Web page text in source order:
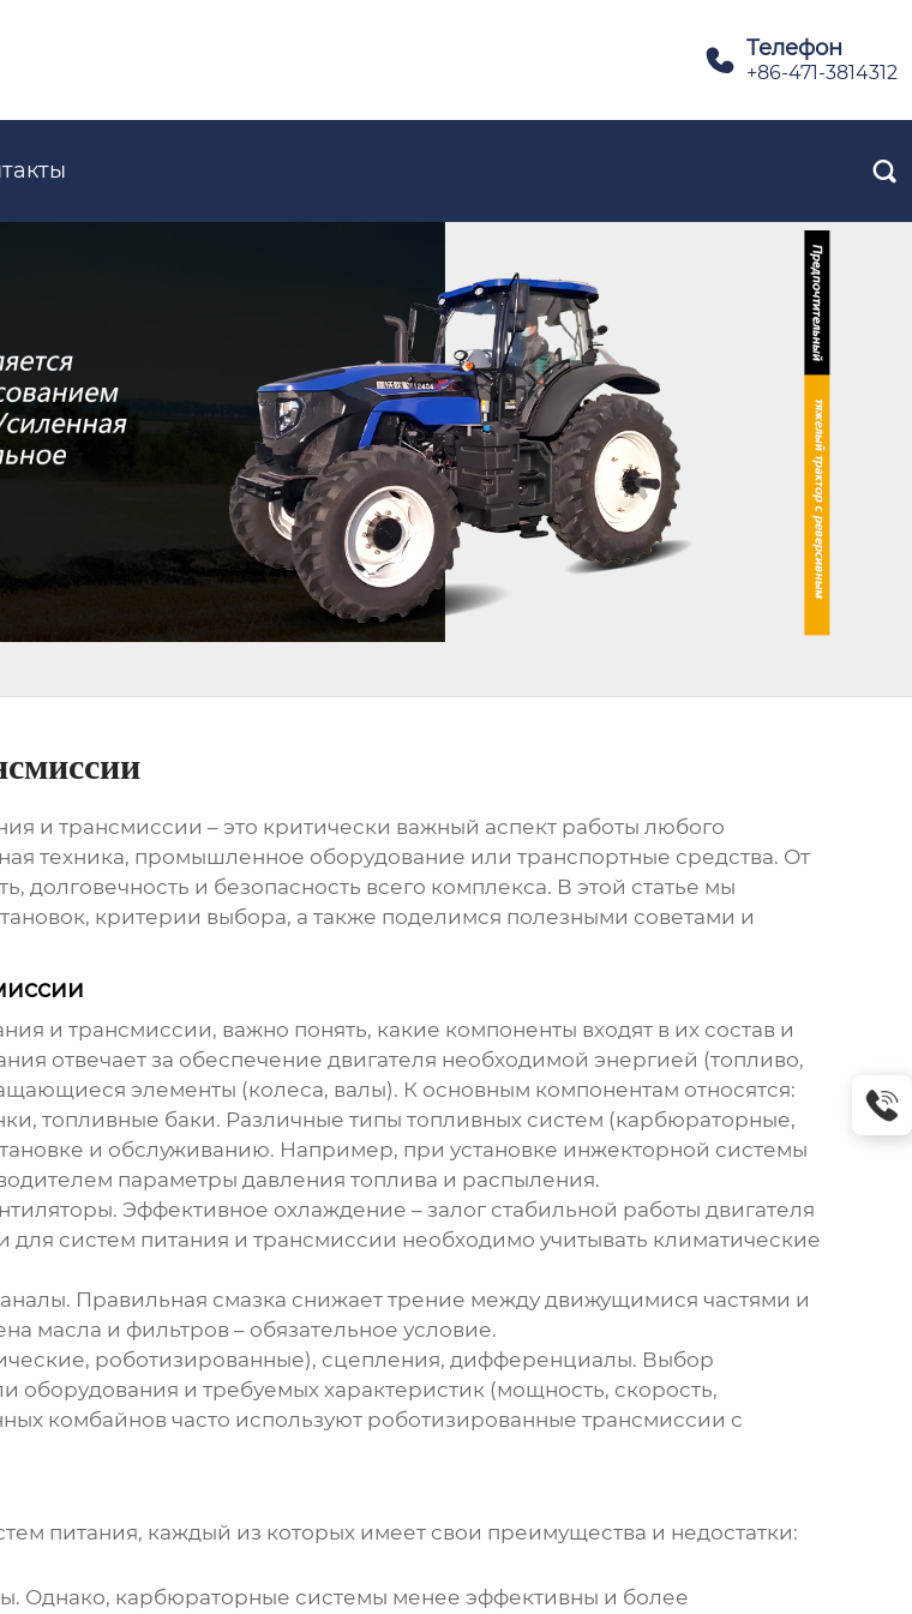
 Телефон
+86-471-3814312

и трансмиссии – это критически важный аспект работы любого
техника, промышленное оборудование или транспортные средства. От
долговечность и безопасность всего комплекса. В этой статье мы
критерии выбора, а также поделимся полезными советами и
и трансмиссии, важно понять, какие компоненты входят в их состав и
отвечает за обеспечение двигателя необходимой энергией (топливо,
элементы (колеса, валы). К основным компонентам относятся:
топливные баки. Различные типы топливных систем (карбюраторные,
и обслуживанию. Например, при установке инжекторной системы
параметры давления топлива и распыления.
Эффективное охлаждение – залог стабильной работы двигателя
для систем питания и трансмиссии необходимо учитывать климатические
Правильная смазка снижает трение между движущимися частями и
масла и фильтров – обязательное условие.
роботизированные), сцепления, дифференциалы. Выбор
оборудования и требуемых характеристик (мощность, скорость,
комбайнов часто используют роботизированные трансмиссии с
питания, каждый из которых имеет свои преимущества и недостатки:
Однако, карбюраторные системы менее эффективны и более